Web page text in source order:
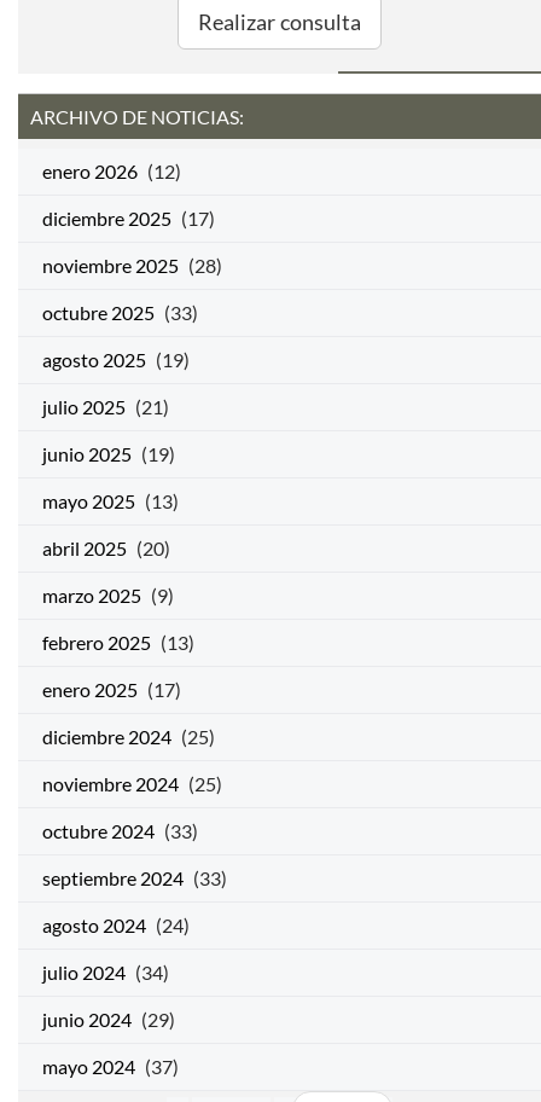
Realizar consulta
ARCHIVO DE NOTICIAS:
enero 2026 (12)
diciembre 2025 (17)
noviembre 2025 (28)
octubre 2025 (33)
agosto 2025 (19)
julio 2025 (21)
junio 2025 (19)
mayo 2025 (13)
abril 2025 (20)
marzo 2025 (9)
febrero 2025 (13)
enero 2025 (17)
diciembre 2024 (25)
noviembre 2024 (25)
octubre 2024 (33)
septiembre 2024 (33)
agosto 2024 (24)
julio 2024 (34)
junio 2024 (29)
mayo 2024 (37)